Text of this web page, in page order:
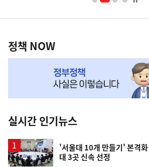
영
책
NOW,
뉴
스
정책 NOW
실시간 인기뉴스
'서울대 10개 만들기' 본격
대 3곳 신속 선정